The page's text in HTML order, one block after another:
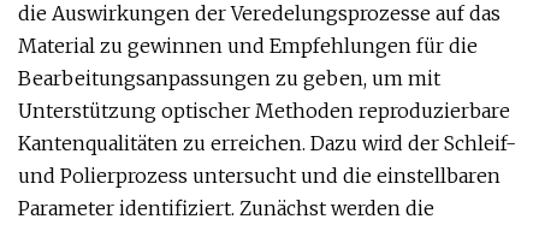
die Auswirkungen der Veredelungsprozesse auf das
Material zu gewinnen und Empfehlungen für die
Bearbeitungsanpassungen zu geben, um mit
Unterstützung optischer Methoden reproduzierbare
Kantenqualitäten zu erreichen. Dazu wird der Schleif-
und Polierprozess untersucht und die einstellbaren
Parameter identifiziert. Zunächst werden die